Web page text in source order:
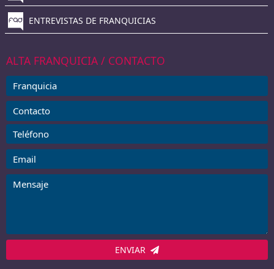
ENTREVISTAS DE FRANQUICIAS
ALTA FRANQUICIA / CONTACTO
ENVIAR